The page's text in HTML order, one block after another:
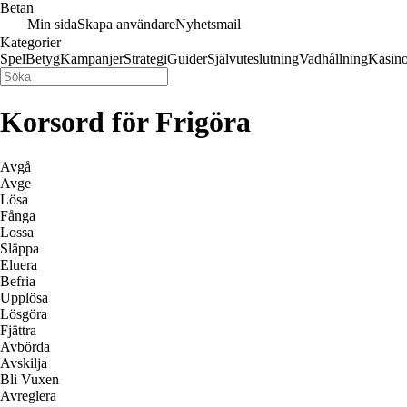
Betan
Min sidaSkapa användareNyhetsmail
Kategorier
SpelBetygKampanjerStrategiGuiderSjälvuteslutningVadhållning
Korsord för Frigöra
Avgå
Avge
Lösa
Fånga
Lossa
Släppa
Eluera
Befria
Upplösa
Lösgöra
Fjättra
Avbörda
Avskilja
Bli Vuxen
Avreglera